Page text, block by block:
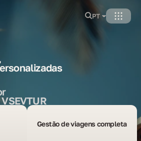
PT
Gestão de viagens completa